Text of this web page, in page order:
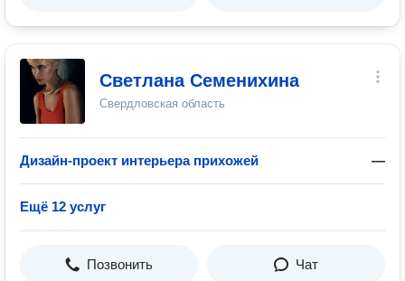
Светлана Семенихина
Свердловская область
Дизайн-проект интерьера прихожей —
Ещё 12 услуг
Позвонить Чат